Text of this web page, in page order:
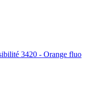
3420 - Orange fluo